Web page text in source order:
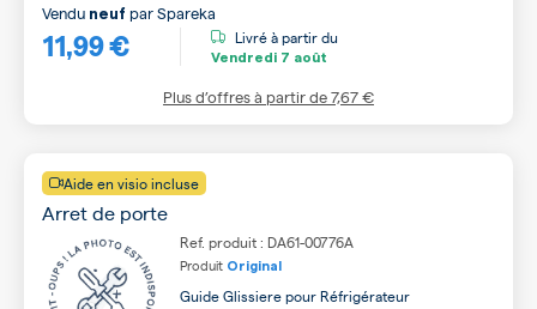
11,99 €
Vendu neuf parSpareka
Livré à partir du
Vendredi 7 août
Plus d’offres à partir de7,67 €
Aide en visio incluse
Arret de porte
Ref. produit : DA61-00776A
Produit Original
Guide Glissiere pour Réfrigérateur